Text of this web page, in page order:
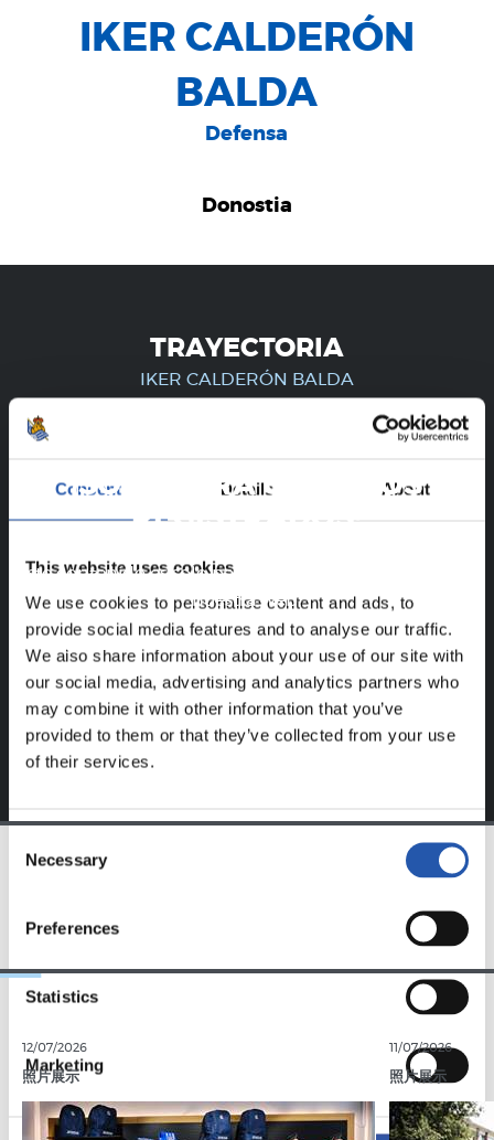
Consent Details About
This website uses cookies
We use cookies to personalise content and ads, to
provide social media features and to analyse our traffic.
We also share information about your use of our site with
our social media, advertising and analytics partners who
may combine it with other information that you’ve
provided to them or that they’ve collected from your use
of their services.
Selection
Necessary
Preferences
Statistics
Marketing
IKER CALDERÓN
BALDA
Defensa
Donostia
TRAYECTORIA
IKER CALDERÓN BALDA
¡SOLO PARA USUARIOS
REGISTRADOS!
Este contenido es solo para los usuarios registrados en
nuestra web.
Loginy disfruta de
contenido exclusivo para ti.
12/07/2026
照片展示
11/07/2026
照片展示